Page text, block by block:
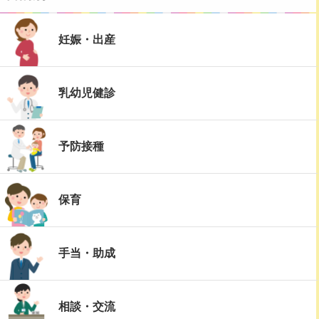
妊娠・出産
乳幼児健診
予防接種
保育
手当・助成
相談・交流